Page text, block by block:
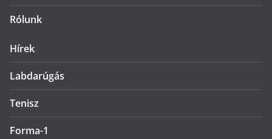
Rólunk
Hírek
Labdarúgás
Tenisz
Forma-1